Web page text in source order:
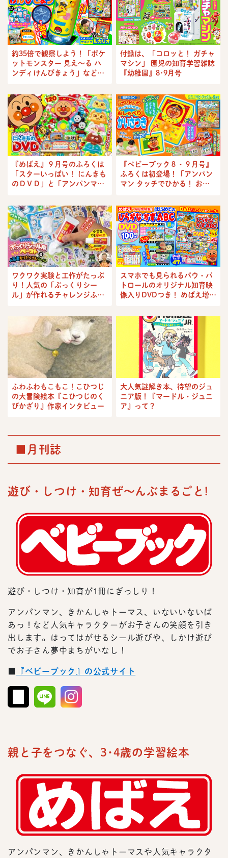
約35倍で観察しよう！「ポケ
ットモンスター 見え〜る ハ
ンディけんびきょう」など７
付録は、「コロッと！ ガチャ
マシン」 園児の知育学習雑誌
『幼稚園』8･9月号
『めばえ』９月号のふろくは
「スターいっぱい！ にんきも
のＤＶＤ」と「アンパンマン
『ベビーブック８・９月号』
ふろくは初登場！「アンパン
マン タッチでひかる！ おし
ち」！
ワクワク実験と工作がたっぷ
り！人気の「ぷっくりシー
ル」が作れるチャレンジふろ
スマホでも見られるパウ・パ
トロールのオリジナル知育映
像入りDVDつき！ めばえ増刊
ふわふわもこもこ！こひつじ
の大冒険絵本『こひつじのく
びかざり』作家インタビュー
大人気謎解き本、待望のジュ
ニア版！『マードル・ジュニ
ア』って？
■月刊誌
遊び・しつけ・知育ぜ～んぶまるごと!
遊び・しつけ・知育が1冊にぎっしり！
アンパンマン、きかんしゃトーマス、いないいないば
あっ！など人気キャラクターがお子さんの笑顔を引き
出します。はってはがせるシール遊びや、しかけ遊び
でお子さん夢中まちがいなし！
『ベビーブック』の公式サイト
親と子をつなぐ、3･4歳の学習絵本
アンパンマン、きかんしゃトーマスや人気キャラクタ